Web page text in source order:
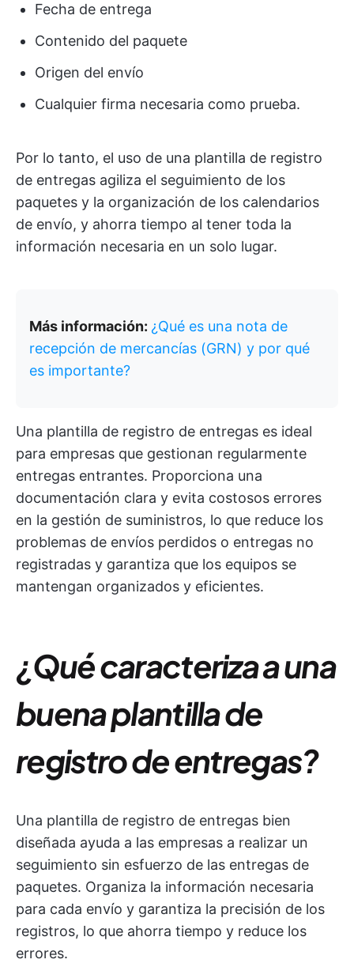
Fecha de entrega
Contenido del paquete
Origen del envío
Cualquier firma necesaria como prueba.
Por lo tanto, el uso de una plantilla de registro
de entregas agiliza el seguimiento de los
paquetes y la organización de los calendarios
de envío, y ahorra tiempo al tener toda la
información necesaria en un solo lugar.
Más información: ¿Qué es una nota de
recepción de mercancías (GRN) y por qué
es importante?
Una plantilla de registro de entregas es ideal
para empresas que gestionan regularmente
entregas entrantes. Proporciona una
documentación clara y evita costosos errores
en la gestión de suministros, lo que reduce los
problemas de envíos perdidos o entregas no
registradas y garantiza que los equipos se
mantengan organizados y eficientes.
¿Qué caracteriza a una
buena plantilla de
registro de entregas?
Una plantilla de registro de entregas bien
diseñada ayuda a las empresas a realizar un
seguimiento sin esfuerzo de las entregas de
paquetes. Organiza la información necesaria
para cada envío y garantiza la precisión de los
registros, lo que ahorra tiempo y reduce los
errores.